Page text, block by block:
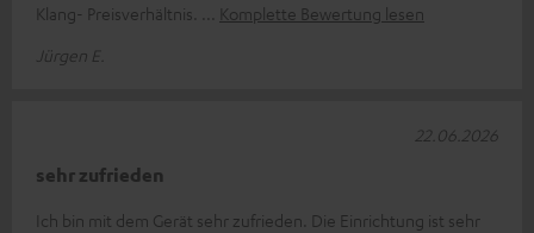
Klang- Preisverhältnis.
Komplette Bewertung lesen
Jürgen E.
sehr zufrieden
Ich bin mit dem Gerät sehr zufrieden. Die Einrichtung ist sehr
22.06.2026